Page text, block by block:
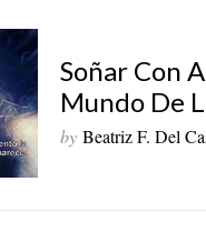
Soñar Con
Mundo De
by Beatriz F. Del